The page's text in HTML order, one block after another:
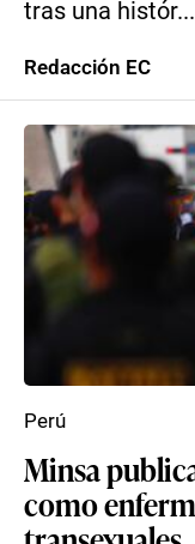
tras una histór...
Redacción EC
Minsa
como
Perú